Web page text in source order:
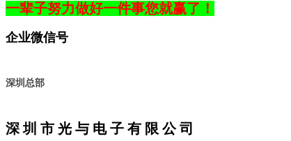
一辈子努力做好一件事您就赢了！
企业微信号
深圳总部
深 圳 市 光 与 电 子 有 限 公 司